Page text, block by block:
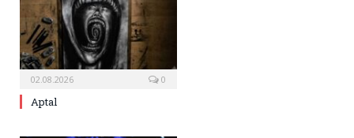
02.08.2026 0
Aptal